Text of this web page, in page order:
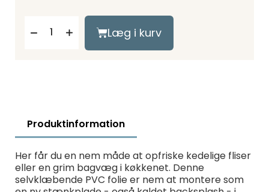
Læg i kurv
Produktinformation
Her får du en nem måde at opfriske kedelige fliser
eller en grim bagvæg i køkkenet. Denne
selvklæbende PVC folie er nem at montere som